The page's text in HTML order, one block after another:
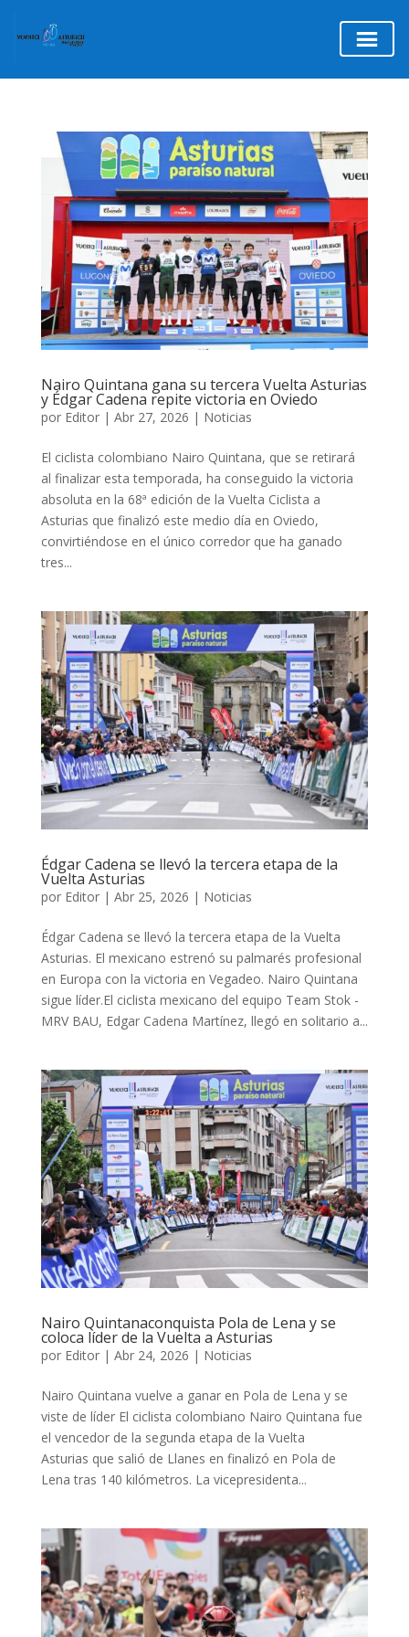
Nairo Quintana gana su tercera Vuelta Asturias
y Édgar Cadena repite victoria en Oviedo
por Editor| Abr 27, 2026 | Noticias
El ciclista colombiano Nairo Quintana, que se retirará
al finalizar esta temporada, ha conseguido la victoria
absoluta en la 68ª edición de la Vuelta Ciclista a
Asturias que finalizó este medio día en Oviedo,
convirtiéndose en el único corredor que ha ganado
tres...
Édgar Cadena se llevó la tercera etapa de la
Vuelta Asturias
por Editor| Abr 25, 2026 | Noticias
Édgar Cadena se llevó la tercera etapa de la Vuelta
Asturias. El mexicano estrenó su palmarés profesional
en Europa con la victoria en Vegadeo. Nairo Quintana
sigue líder.El ciclista mexicano del equipo Team Stok -
MRV BAU, Edgar Cadena Martínez, llegó en solitario a...
Nairo Quintanaconquista Pola de Lena y se
coloca líder de la Vuelta a Asturias
por Editor| Abr 24, 2026 | Noticias
Nairo Quintana vuelve a ganar en Pola de Lena y se
viste de líder El ciclista colombiano Nairo Quintana fue
el vencedor de la segunda etapa de la Vuelta
Asturias que salió de Llanes en finalizó en Pola de
Lena tras 140 kilómetros. La vicepresidenta...